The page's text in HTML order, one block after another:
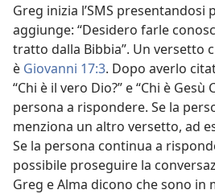
Greg inizia l’SMS presentandosi
aggiunge: “Desidero farle
tratto dalla Bibbia”. Un versetto
è Giovanni 17:3. Dopo averlo
“Chi è il vero Dio?” e “Chi è Gesù
persona a rispondere. Se la
menziona un altro versetto, ad
Se la persona continua a
possibile proseguire la
Greg e Alma dicono che sono in